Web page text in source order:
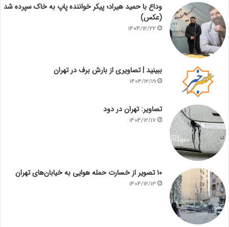
وداع با حمید هیراد؛ پیکر خواننده پاپ به خاک سپرده شد
(عکس)
1404/12/22
ببینید | تصاویری از بارش برف در تهران
1404/12/19
تصاویر: تهران در دود
1404/12/17
۱۰ تصویر از خسارت حمله هوایی به خیابان‌های تهران
1404/12/13